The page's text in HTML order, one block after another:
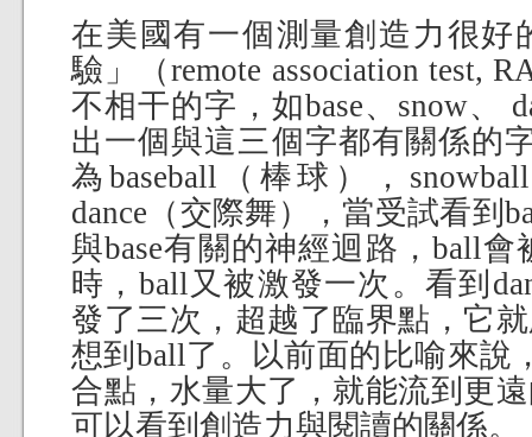
在美國有一個測量創造力很好
驗」（remote association test,
不相干的字，如base、snow、
出一個與這三個字都有關係的
為baseball（棒球），
dance（交際舞），當受試看到
與base有關的神經迴路，ball
時，ball又被激發一次。看到
發了三次，超越了臨界點，它
想到ball了。以前面的比喻來說
合點，水量大了，就能流到更
可以看到創造力與閱讀的關係。